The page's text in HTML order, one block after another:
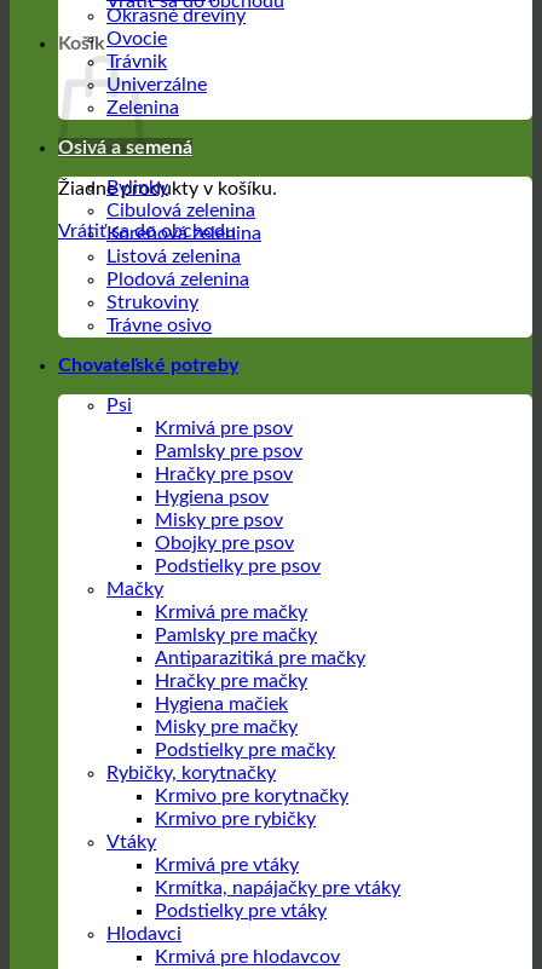
Košík
Žiadne produkty v košíku.
Vrátiť sa do obchodu
Okrasné dreviny
Ovocie
Trávnik
Univerzálne
Zelenina
Osivá a semená
Bylinky
Cibulová zelenina
Koreňová zelenina
Listová zelenina
Plodová zelenina
Strukoviny
Trávne osivo
Chovateľské potreby
Psi
Krmivá pre psov
Pamlsky pre psov
Hračky pre psov
Hygiena psov
Misky pre psov
Obojky pre psov
Podstielky pre psov
Mačky
Krmivá pre mačky
Pamlsky pre mačky
Antiparazitiká pre mačky
Hračky pre mačky
Hygiena mačiek
Misky pre mačky
Podstielky pre mačky
Rybičky, korytnačky
Krmivo pre korytnačky
Krmivo pre rybičky
Vtáky
Krmivá pre vtáky
Krmítka, napájačky pre vtáky
Podstielky pre vtáky
Hlodavci
Krmivá pre hlodavcov